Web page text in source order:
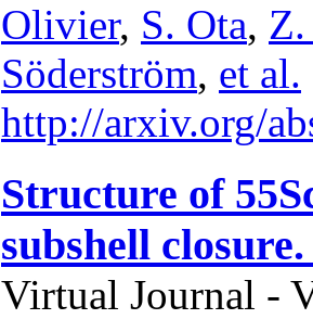
Olivier, S. Ota, Z.
Söderström, et al.
http://arxiv.org/
Structure of
subshell
Virtual Journal -